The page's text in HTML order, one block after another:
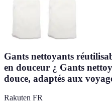
Gants nettoyants
en douceur ¿ Gants
douce, adaptés aux
Rakuten FR